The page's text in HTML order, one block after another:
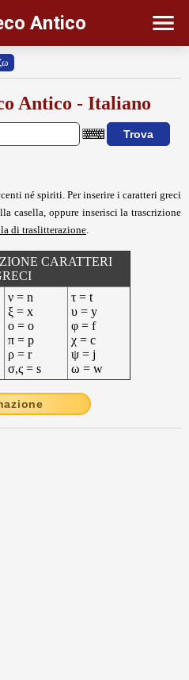
Antico
Antico - Italiano
né spiriti. Per inserire i caratteri greci
casella, oppure inserisci la trascrizione
di traslitterazione
CARATTERI
ν = n
ξ = x
ο = o
π = p
ρ = r
σ,ς = s
τ = t
υ = y
φ = f
χ = c
ψ = j
ω = w